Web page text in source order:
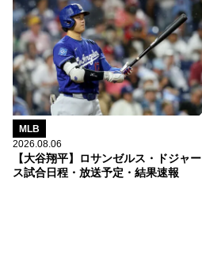
MLB
2026.08.06
【大谷翔平】ロサンゼルス・ドジャー
ス試合日程・放送予定・結果速報